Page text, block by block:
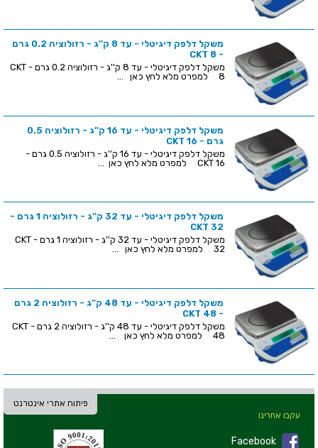
משקל דלפק דיגיטלי - עד 8 ק''ג - רזולוציה 0.2 גרם
- CKT 8
משקל דלפק דיגיטלי - עד 8 ק''ג - רזולוציה 0.2 גרם - CKT
8 למפרט מלא לחץ כאן ...
משקל דלפק דיגיטלי - עד 16 ק''ג - רזולוציה 0.5
גרם - CKT 16
משקל דלפק דיגיטלי - עד 16 ק''ג - רזולוציה 0.5 גרם -
CKT 16 למפרט מלא לחץ כאן ...
משקל דלפק דיגיטלי - עד 32 ק''ג - רזולוציה 1 גרם -
CKT 32
משקל דלפק דיגיטלי - עד 32 ק''ג - רזולוציה 1 גרם - CKT
32 למפרט מלא לחץ כאן ...
משקל דלפק דיגיטלי - עד 48 ק''ג - רזולוציה 2 גרם
- CKT 48
משקל דלפק דיגיטלי - עד 48 ק''ג - רזולוציה 2 גרם - CKT
48 למפרט מלא לחץ כאן ...
פיתוח אתרי אינטרנט
עקבו אחרינו
Facebook